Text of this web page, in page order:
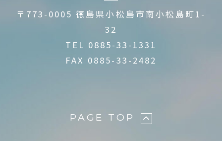
〒773-0005 徳島県小松島市南小松島町1-
32
TEL 0885-33-1331
FAX 0885-33-2482
PAGE TOP